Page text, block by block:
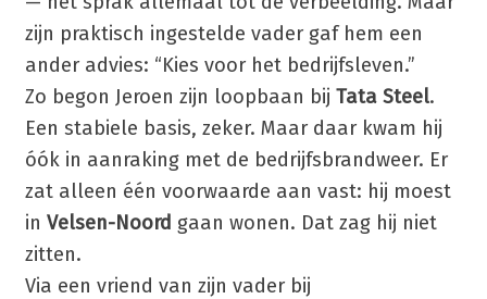
zijn praktisch ingestelde vader gaf hem een
ander advies: “Kies voor het bedrijfsleven.”
Zo begon Jeroen zijn loopbaan bij Tata Steel.
Een stabiele basis, zeker. Maar daar kwam hij
óók in aanraking met de bedrijfsbrandweer. Er
zat alleen één voorwaarde aan vast: hij moest
in Velsen-Noord gaan wonen. Dat zag hij niet
zitten.
Via een vriend van zijn vader bij